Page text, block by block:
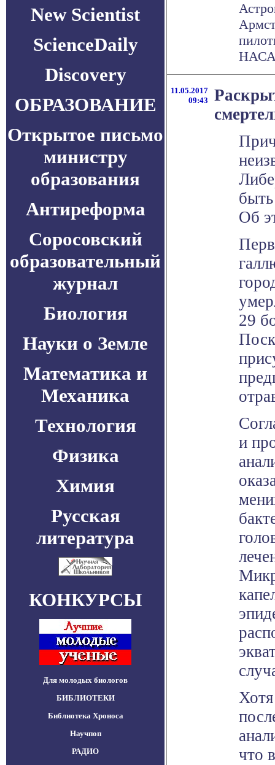
New Scientist
ScienceDaily
Discovery
ОБРАЗОВАНИЕ
Открытое письмо
министру
образования
Антиреформа
Соросовский
образовательный
журнал
Биология
Науки о Земле
Математика и
Механика
Технология
Физика
Химия
Русская
литература
КОНКУРСЫ
Для молодых биологов
БИБЛИОТЕКИ
Библиотека Хроноса
Научпоп
РАДИО
НАСА
11.05.2017
09:43
Об
29
и
что